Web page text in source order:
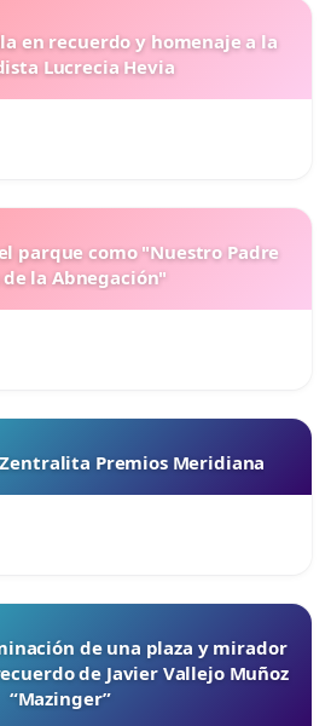
en recuerdo y homenaje a la
Lucrecia Hevia
parque como "Nuestro Padre
de la Abnegación"
Premios Meridiana
de una plaza y mirador
de Javier Vallejo Muñoz
“Mazinger”